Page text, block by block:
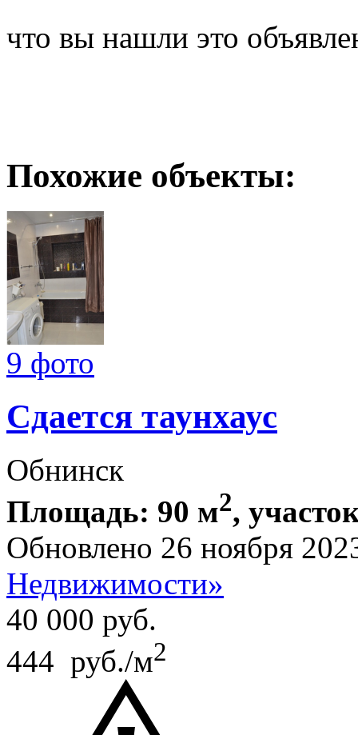
что вы нашли это
Похожие объекты:
9 фото
Сдается таунхаус
Обнинск
Площадь: 90 м2,
Обновлено 26 ноября
Недвижимости»
40 000 руб.
444 руб./м2